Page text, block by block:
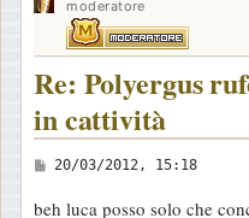
moderatore
Re: Polyergus
in cattività
M
20/03/2012, 15:18
beh luca posso solo che